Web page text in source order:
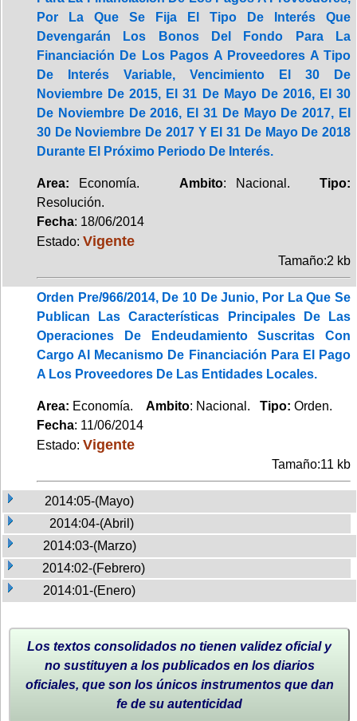
Por La Que Se Fija El Tipo De Interés Que
Devengarán Los Bonos Del Fondo Para La
Financiación De Los Pagos A Proveedores A Tipo
De Interés Variable, Vencimiento El 30 De
Noviembre De 2015, El 31 De Mayo De 2016, El 30
De Noviembre De 2016, El 31 De Mayo De 2017, El
30 De Noviembre De 2017 Y El 31 De Mayo De 2018
Durante El Próximo Periodo De Interés.
Area: Economía. Ambito: Nacional.Tipo:
Resolución.
Fecha: 18/06/2014
Estado: Vigente
Tamaño:2 kb
Orden Pre/966/2014, De 10 De Junio, Por La Que Se
Publican Las Características Principales De Las
Operaciones De Endeudamiento Suscritas Con
Cargo Al Mecanismo De Financiación Para El Pago
A Los Proveedores De Las Entidades Locales.
Area: Economía. Ambito: Nacional. Tipo: Orden.
Fecha: 11/06/2014
Estado: Vigente
Tamaño:11 kb
2014:05-(Mayo)
2014:04-(Abril)
2014:03-(Marzo)
2014:02-(Febrero)
2014:01-(Enero)
Los textos consolidados no tienen validez oficial y
no sustituyen a los publicados en los diarios
oficiales, que son los únicos instrumentos que dan
fe de su autenticidad